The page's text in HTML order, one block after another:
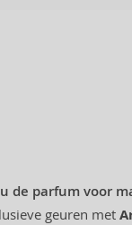
de parfum voor
geuren met